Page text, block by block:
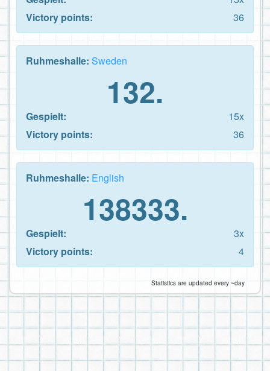
Victory points:
36
Ruhmeshalle: Sweden
132.
Gespielt:
15x
Victory points:
36
Ruhmeshalle: English
138333.
Gespielt:
3x
Victory points:
4
Statistics are updated every ~day